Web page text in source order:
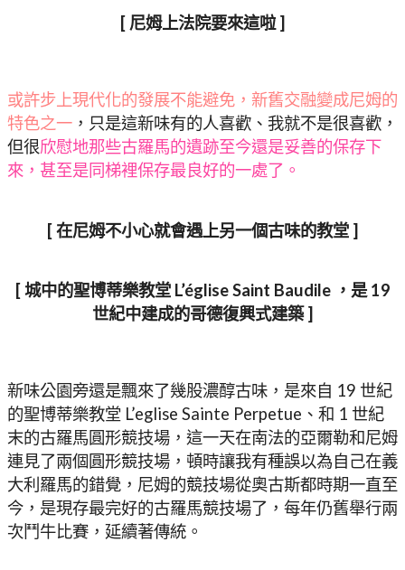
[ 尼姆上法院要來這啦 ]
或許步上現代化的發展不能避免，新舊交融變成尼姆的
特色之一 ，只是這新味有的人喜歡、我就不是很喜歡，
但很欣慰地那些古羅馬的遺跡至今還是妥善的保存下
來，甚至是同梯裡保存最良好的一處了。
[ 在尼姆不小心就會遇上另一個古味的教堂 ]
[ 城中的聖博蒂樂教堂 L’église Saint Baudile ，是 19
世紀中建成的哥德復興式建築 ]
新味公園旁還是飄來了幾股濃醇古味，是來自 19 世紀
的聖博蒂樂教堂 L’eglise Sainte Perpetue、和 1 世紀
末的古羅馬圓形競技場，這一天在南法的亞爾勒和尼姆
連見了兩個圓形競技場，頓時讓我有種誤以為自己在義
大利羅馬的錯覺，尼姆的競技場從奧古斯都時期一直至
今，是現存最完好的古羅馬競技場了，每年仍舊舉行兩
次鬥牛比賽，延續著傳統。